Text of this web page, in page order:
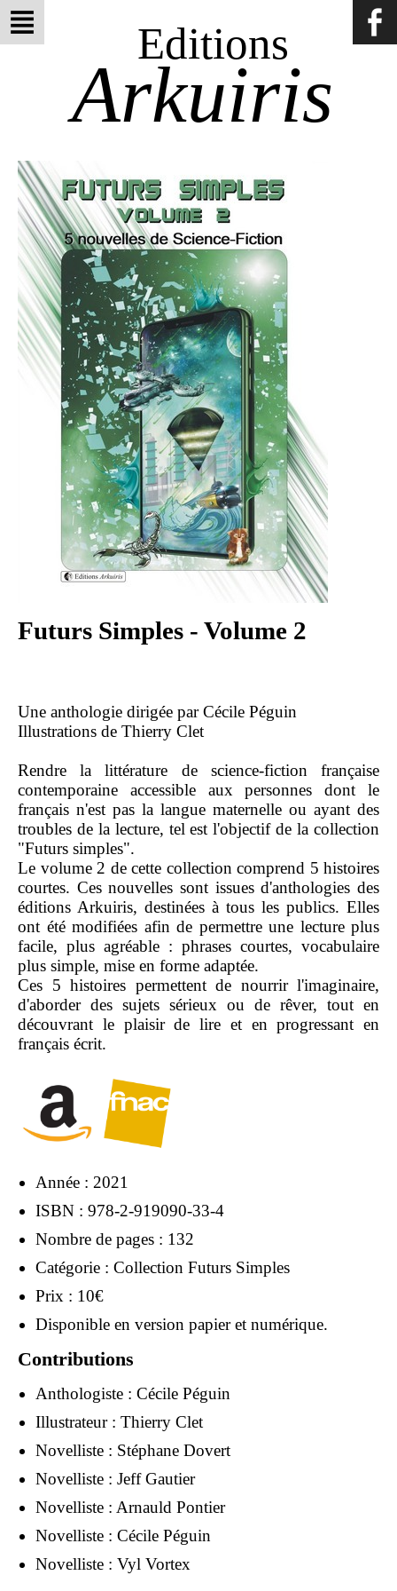
Editions
Arkuiris
Futurs Simples - Volume 2
Une anthologie dirigée par Cécile Péguin
Illustrations de Thierry Clet
Rendre la littérature de science-fiction française
contemporaine accessible aux personnes dont le
français n'est pas la langue maternelle ou ayant des
troubles de la lecture, tel est l'objectif de la collection
"Futurs simples".
Le volume 2 de cette collection comprend 5 histoires
courtes. Ces nouvelles sont issues d'anthologies des
éditions Arkuiris, destinées à tous les publics. Elles
ont été modifiées afin de permettre une lecture plus
facile, plus agréable : phrases courtes, vocabulaire
plus simple, mise en forme adaptée.
Ces 5 histoires permettent de nourrir l'imaginaire,
d'aborder des sujets sérieux ou de rêver, tout en
découvrant le plaisir de lire et en progressant en
français écrit.
Année : 2021
ISBN : 978-2-919090-33-4
Nombre de pages : 132
Catégorie : Collection Futurs Simples
Prix : 10€
Disponible en version papier et numérique.
Contributions
Anthologiste : Cécile Péguin
Illustrateur : Thierry Clet
Novelliste : Stéphane Dovert
Novelliste : Jeff Gautier
Novelliste : Arnauld Pontier
Novelliste : Cécile Péguin
Novelliste : Vyl Vortex